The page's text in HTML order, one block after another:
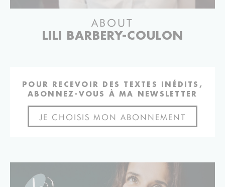
ABOUT
LILI BARBERY-COULON
POUR RECEVOIR DES TEXTES INÉDITS,
ABONNEZ-VOUS À MA NEWSLETTER
JE CHOISIS MON ABONNEMENT